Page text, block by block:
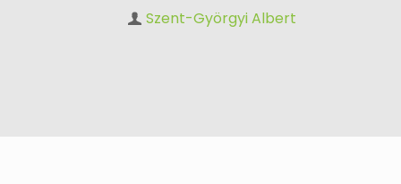
Szent-Györgyi Albert